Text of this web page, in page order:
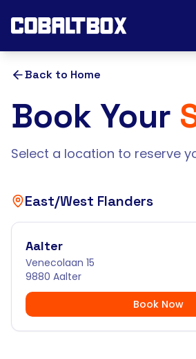
Back to Home
Book Your
Select a location to reserve
East/West Flanders
Aalter
Venecolaan 15
9880 Aalter
Book Now